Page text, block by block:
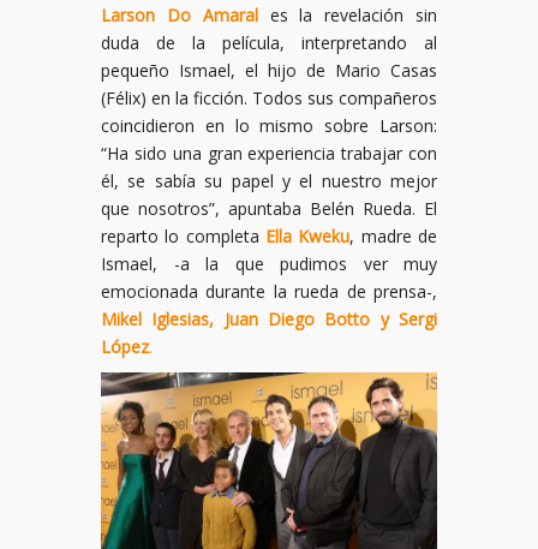
Larson Do Amarales la revelación sin
duda de la película, interpretando al
pequeño Ismael, el hijo de Mario Casas
(Félix) en la ficción. Todos sus compañeros
coincidieron en lo mismo sobre Larson:
“Ha sido una gran experiencia trabajar con
él, se sabía su papel y el nuestro mejor
que nosotros”, apuntaba Belén Rueda. El
reparto lo completa Ella Kweku, madre de
Ismael, -a la que pudimos ver muy
emocionada durante la rueda de prensa-,
Mikel Iglesias, Juan Diego Botto y Sergi
López.